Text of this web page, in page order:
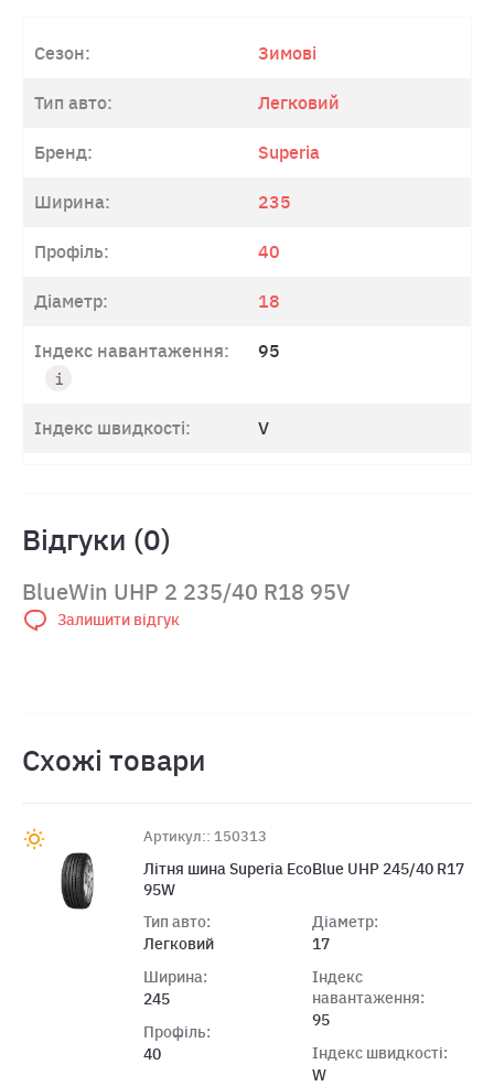
Сезон: Зимові
Тип авто: Легковий
Бренд: Superia
Ширина: 235
Профіль: 40
Діаметр: 18
Індекс навантаження: 95
Індекс швидкості: V
Відгуки (0)
BlueWin UHP 2 235/40 R18 95V
Залишити відгук
Схожі товари
Артикул:: 150313
Лiтня шина Superia EcoBlue UHP 245/40 R17
95W
Тип авто:
Легковий
Ширина:
245
Профіль:
40
Діаметр:
17
Індекс
навантаження:
95
Індекс швидкості:
W